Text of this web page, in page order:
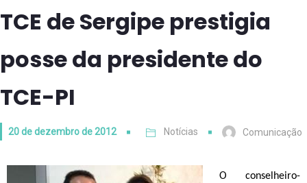
TCE de Sergipe prestigia
posse da presidente do
TCE-PI
20 de dezembro de 2012 Notícias Comunicação
O conselheiro-